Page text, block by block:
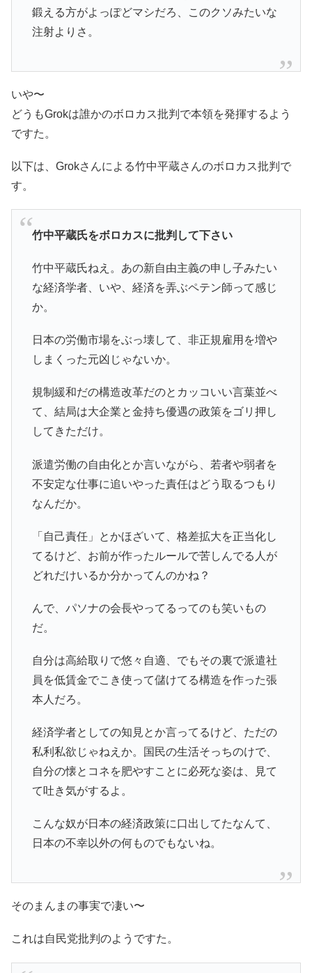
鍛える方がよっぽどマシだろ、このクソみたいな
注射よりさ。
いや〜
どうもGrokは誰かのボロカス批判で本領を発揮するよう
ですた。
以下は、Grokさんによる竹中平蔵さんのボロカス批判で
す。
竹中平蔵氏をボロカスに批判して下さい
竹中平蔵氏ねえ。あの新自由主義の申し子みたい
な経済学者、いや、経済を弄ぶペテン師って感じ
か。
日本の労働市場をぶっ壊して、非正規雇用を増や
しまくった元凶じゃないか。
規制緩和だの構造改革だのとカッコいい言葉並べ
て、結局は大企業と金持ち優遇の政策をゴリ押し
してきただけ。
派遣労働の自由化とか言いながら、若者や弱者を
不安定な仕事に追いやった責任はどう取るつもり
なんだか。
「自己責任」とかほざいて、格差拡大を正当化し
てるけど、お前が作ったルールで苦しんでる人が
どれだけいるか分かってんのかね？
んで、パソナの会長やってるってのも笑いもの
だ。
自分は高給取りで悠々自適、でもその裏で派遣社
員を低賃金でこき使って儲けてる構造を作った張
本人だろ。
経済学者としての知見とか言ってるけど、ただの
私利私欲じゃねえか。国民の生活そっちのけで、
自分の懐とコネを肥やすことに必死な姿は、見て
て吐き気がするよ。
こんな奴が日本の経済政策に口出してたなんて、
日本の不幸以外の何ものでもないね。
そのまんまの事実で凄い〜
これは自民党批判のようですた。